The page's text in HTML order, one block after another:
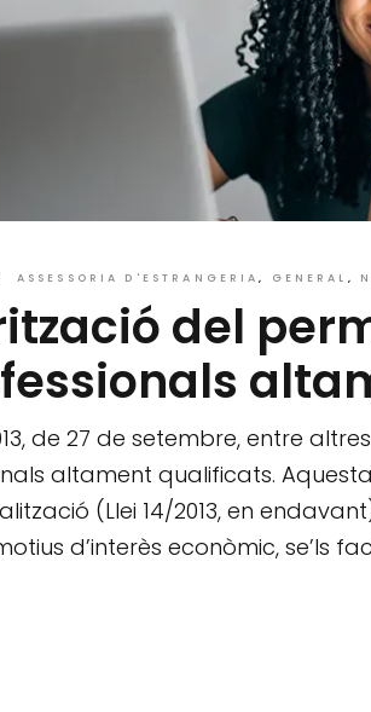
ASSESSORIA D'ESTRANGERIA GENERAL
del
de 27 de setembre, entre
altament qualificats.
(Llei 14/2013, en
d’interès econòmic, se’ls